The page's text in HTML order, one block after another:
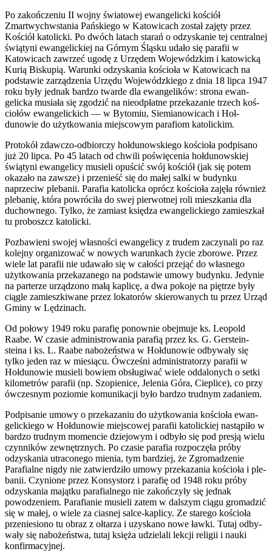
Po zakończe­niu II wojny świa­towej ewan­gelicki koś­ciół
Zmartwych­w­sta­nia Pańskiego w Katow­icach został zajęty przez
Koś­ciół katolicki. Po dwóch lat­ach starań o odzyskanie tej cen­tral­nej
świą­tyni ewan­gelick­iej na Górnym Śląsku udało się parafii w
Katow­icach zawrzeć ugodę z Urzę­dem Wojew­ódzkim i katow­icką
Kurią Biskupią. Warunki odzyska­nia koś­cioła w Katow­icach na
pod­stawie zarządzenia Urzędu Wojew­ódzkiego z dnia 18 lipca 1947
roku były jed­nak bardzo twarde dla ewan­ge­lików: strona ewan­
gelicka musi­ała się zgodzić na nieod­płatne przekazanie trzech koś­
ciołów ewan­gelic­kich — w Bytomiu, Siemi­anow­icach i Hoł­
dunowie do użytkowa­nia miejs­cowym parafiom katolickim.
Pro­tokół zdawczo-odbiorczy hoł­dunowskiego koś­cioła pod­pisano
już 20 lipca. Po 45 lat­ach od chwili poświęce­nia hoł­dunowskiej
świą­tyni ewan­gel­icy musieli opuś­cić swój koś­ciół (jak się potem
okazało na zawsze) i prze­nieść się do małej salki w budynku
naprze­ciw ple­banii. Parafia katolicka oprócz koś­cioła zajęła również
ple­banię, która powró­ciła do swej pier­wot­nej roli mieszka­nia dla
duchownego. Tylko, że zami­ast księdza ewan­gelick­iego zamieszkał
tu pro­boszcz katolicki.
Pozbaw­ieni swo­jej włas­ności ewan­gel­icy z tru­dem zaczy­nali po raz
kole­jny orga­ni­zować w nowych warunk­ach życie zborowe. Przez
wiele lat parafii nie udawało się w całości prze­jąć do włas­nego
użytkowa­nia przekazanego na pod­stawie umowy budynku. Jedynie
na parterze urząd­zono małą kaplicę, a dwa pokoje na piętrze były
cią­gle zamieszki­wane przez loka­torów skierowanych tu przez Urząd
Gminy w Lędzinach.
Od połowy 1949 roku parafię ponownie obe­j­muje ks. Leopold
Raabe. W cza­sie admin­istrowa­nia parafią przez ks. G. Ger­ste­in­
steina i ks. L. Raabe nabożeństwa w Hoł­dunowie odby­wały się
tylko jeden raz w miesiącu. Ówcześni admin­is­tra­torzy parafii w
Hoł­dunowie musieli bowiem obsługi­wać wiele odd­alonych o setki
kilo­metrów parafii (np. Szopi­enice, Jele­nia Góra, Cieplice), co przy
ówczes­nym poziomie komu­nikacji było bardzo trud­nym zadaniem.
Pod­pisanie umowy o przekaza­niu do użytkowa­nia koś­cioła ewan­
gelick­iego w Hoł­dunowie miejs­cowej parafii katolick­iej nastąpiło w
bardzo trud­nym momen­cie dziejowym i odbyło się pod presją wielu
czyn­ników zewnętrznych. Po cza­sie parafia rozpoczęła próby
odzyska­nia utra­conego mienia, tym bardziej, że Zgro­madze­nie
Parafi­alne nigdy nie zatwierdz­iło umowy przekaza­nia koś­cioła i ple­
banii. Czynione przez Kon­sys­torz i parafię od 1948 roku próby
odzyska­nia majątku parafi­al­nego nie zakończyły się jed­nak
powodze­niem. Parafi­anie musieli zatem w dal­szym ciągu gro­madzić
się w małej, o wiele za cias­nej salce-kaplicy. Ze starego koś­cioła
prze­nie­siono tu obraz z ołtarza i uzyskano nowe ławki. Tutaj odby­
wały się nabożeństwa, tutaj księża udzielali lekcji religii i nauki
konfirmacyjnej.